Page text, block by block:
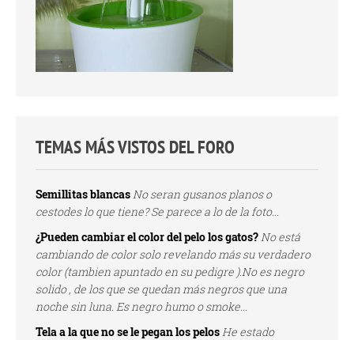
TEMAS MÁS VISTOS DEL FORO
Semillitas blancasNo seran gusanos planos o
cestodes lo que tiene? Se parece a lo de la foto...
¿Pueden cambiar el color del pelo los gatos?No está
cambiando de color solo revelando más su verdadero
color (tambien apuntado en su pedigre ).No es negro
solido , de los que se quedan más negros que una
noche sin luna. Es negro humo o smoke...
Tela a la que no se le pegan los pelosHe estado